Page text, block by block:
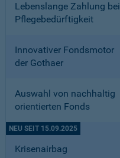
Lebenslange Zahlung bei
Pflegebedürftigkeit
Innovativer Fondsmotor
der Gothaer
Auswahl von nachhaltig
orientierten Fonds
NEU SEIT 15.09.2025
Krisenairbag